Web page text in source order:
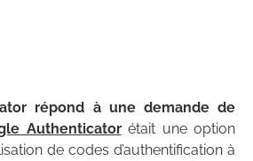
répond à une demande de
Authenticatorétait une option
de codes d’authentification à